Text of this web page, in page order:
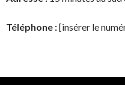
Téléphone :[insérer le